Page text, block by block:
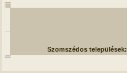
Szomszédos települések: